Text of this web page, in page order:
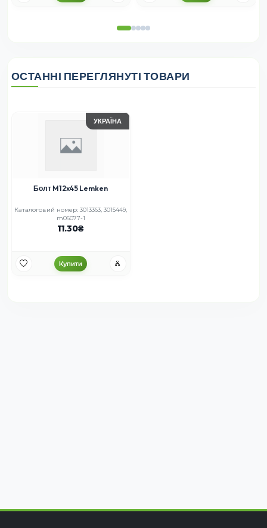
ОСТАННІ ПЕРЕГЛЯНУТІ ТОВАРИ
УКРАЇНА
Болт M12x45 Lemken
Каталоговий номер: 3013363, 3015449,
m06077-1
11.30
Купити